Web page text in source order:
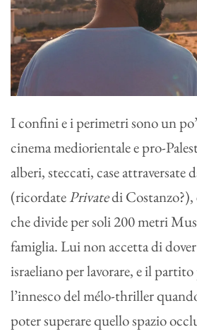
I confini e i perimetri sono un po’
cinema mediorientale e pro-
alberi, steccati, case attraversate
(ricordatePrivatedi
che divide per soli 200 metri
famiglia. Lui non accetta di
israeliano per lavorare, e il
l’innesco del mélo-thriller
poter superare quello spazio